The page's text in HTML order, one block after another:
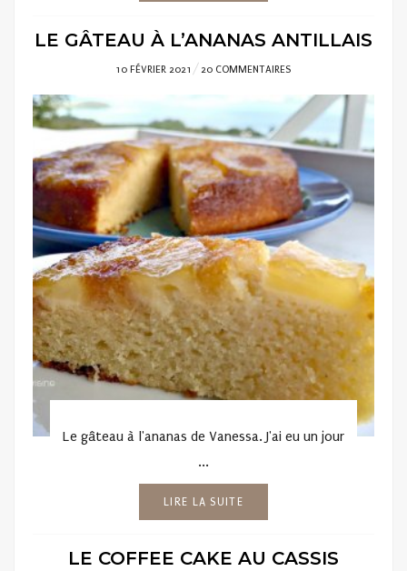
LE GÂTEAU À L’ANANAS ANTILLAIS
POSTED
10 FÉVRIER 2021 20 COMMENTAIRES
Le gâteau à l'ananas de Vanessa. J'ai eu un jour
...
LIRE LA SUITE
LE COFFEE CAKE AU CASSIS